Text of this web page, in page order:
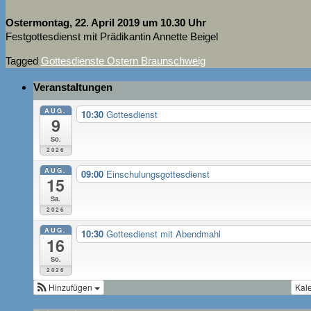
Ostermontag, 22. April 2019 um 10.30 Uhr
Festgottesdienst mit Prädikantin Annette Beigel
Tagged Gottesdienste Ostern Braunschweig
Veranstaltungen
AUG.
9
So.
2026
10:30 Gottesdienst
AUG.
15
Sa.
2026
09:00 Einschulungsgottesdienst
AUG.
16
So.
2026
10:30 Gottesdienst mit Abendmahl
Hinzufügen